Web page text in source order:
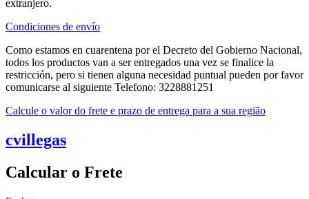
extranjero.
Condiciones de envío
Como estamos en cuarentena por el Decreto del Gobierno Nacional,
todos los productos van a ser entregados una vez se finalice la
restricción, pero si tienen alguna necesidad puntual pueden por favor
comunicarse al siguiente Telefono: 3228881251
Calcule o valor do frete e prazo de entrega para a sua região
cvillegas
Calcular o Frete